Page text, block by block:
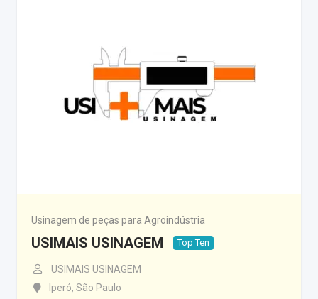
Usinagem de peças para Agroindústria
USIMAIS USINAGEM Top Ten
USIMAIS USINAGEM
Iperó, São Paulo